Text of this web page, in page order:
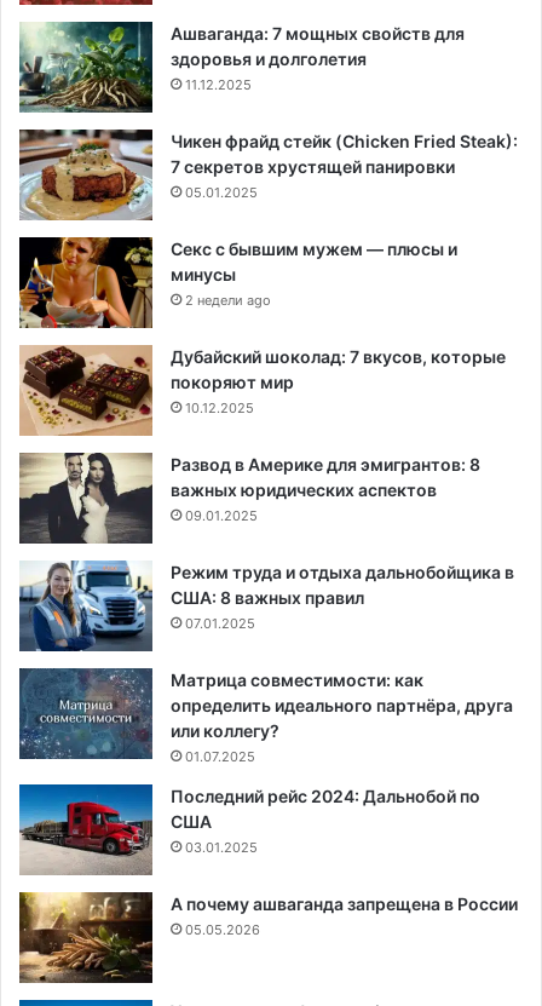
Ашваганда: 7 мощных свойств для
здоровья и долголетия
11.12.2025
Чикен фрайд стейк (Chicken Fried Steak):
7 секретов хрустящей панировки
05.01.2025
Секс с бывшим мужем — плюсы и
минусы
2 недели ago
Дубайский шоколад: 7 вкусов, которые
покоряют мир
10.12.2025
Развод в Америке для эмигрантов: 8
важных юридических аспектов
09.01.2025
Режим труда и отдыха дальнобойщика в
США: 8 важных правил
07.01.2025
Матрица совместимости: как
определить идеального партнёра, друга
или коллегу?
01.07.2025
Последний рейс 2024: Дальнобой по
США
03.01.2025
А почему ашваганда запрещена в России
05.05.2026